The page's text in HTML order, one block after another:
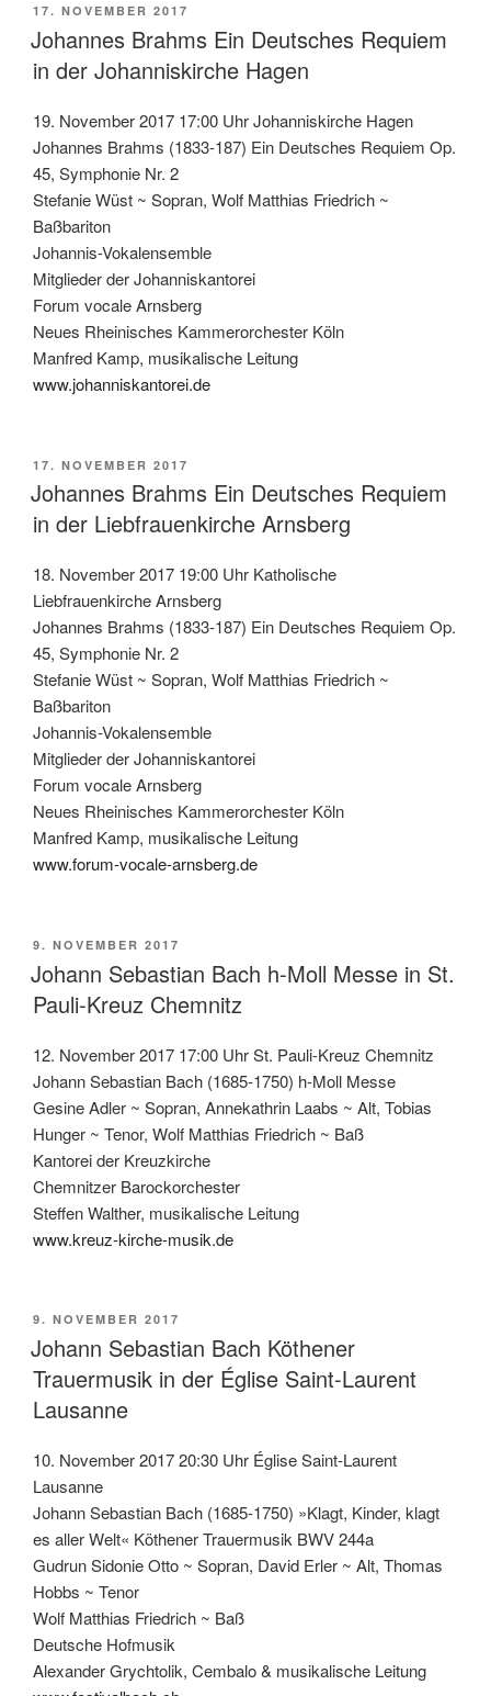
VERÖFFENTLICHT
AM
17. NOVEMBER 2017
Johannes Brahms Ein Deutsches Requiem
in der Johanniskirche Hagen
19. November 2017 17:00 Uhr Johanniskirche Hagen
Johannes Brahms (1833-187) Ein Deutsches Requiem Op.
45, Symphonie Nr. 2
Stefanie Wüst ~ Sopran, Wolf Matthias Friedrich ~
Baßbariton
Johannis-Vokalensemble
Mitglieder der Johanniskantorei
Forum vocale Arnsberg
Neues Rheinisches Kammerorchester Köln
Manfred Kamp, musikalische Leitung
www.johanniskantorei.de
VERÖFFENTLICHT
AM
17. NOVEMBER 2017
Johannes Brahms Ein Deutsches Requiem
in der Liebfrauenkirche Arnsberg
18. November 2017 19:00 Uhr Katholische
Liebfrauenkirche Arnsberg
Johannes Brahms (1833-187) Ein Deutsches Requiem Op.
45, Symphonie Nr. 2
Stefanie Wüst ~ Sopran, Wolf Matthias Friedrich ~
Baßbariton
Johannis-Vokalensemble
Mitglieder der Johanniskantorei
Forum vocale Arnsberg
Neues Rheinisches Kammerorchester Köln
Manfred Kamp, musikalische Leitung
www.forum-vocale-arnsberg.de
VERÖFFENTLICHT
AM
9. NOVEMBER 2017
Johann Sebastian Bach h-Moll Messe in St.
Pauli-Kreuz Chemnitz
12. November 2017 17:00 Uhr St. Pauli-Kreuz Chemnitz
Johann Sebastian Bach (1685-1750) h-Moll Messe
Gesine Adler ~ Sopran, Annekathrin Laabs ~ Alt, Tobias
Hunger ~ Tenor, Wolf Matthias Friedrich ~ Baß
Kantorei der Kreuzkirche
Chemnitzer Barockorchester
Steffen Walther, musikalische Leitung
www.kreuz-kirche-musik.de
VERÖFFENTLICHT
AM
9. NOVEMBER 2017
Johann Sebastian Bach Köthener
Trauermusik in der Église Saint-Laurent
Lausanne
10. November 2017 20:30 Uhr Église Saint-Laurent
Lausanne
Johann Sebastian Bach (1685-1750) »Klagt, Kinder, klagt
es aller Welt« Köthener Trauermusik BWV 244a
Gudrun Sidonie Otto ~ Sopran, David Erler ~ Alt, Thomas
Hobbs ~ Tenor
Wolf Matthias Friedrich ~ Baß
Deutsche Hofmusik
Alexander Grychtolik, Cembalo & musikalische Leitung